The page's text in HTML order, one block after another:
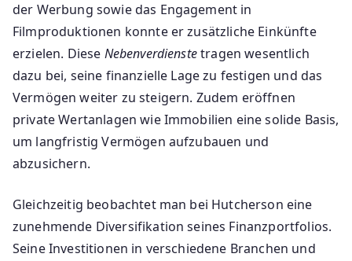
der Werbung sowie das Engagement in
Filmproduktionen konnte er zusätzliche Einkünfte
erzielen. Diese Nebenverdienstetragen wesentlich
dazu bei, seine finanzielle Lage zu festigen und das
Vermögen weiter zu steigern. Zudem eröffnen
private Wertanlagen wie Immobilien eine solide Basis,
um langfristig Vermögen aufzubauen und
abzusichern.
Gleichzeitig beobachtet man bei Hutcherson eine
zunehmende Diversifikation seines Finanzportfolios.
Seine Investitionen in verschiedene Branchen und